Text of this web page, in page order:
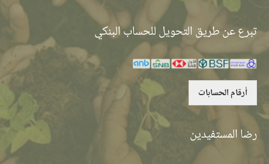
تبرع عن طريق التحويل للحساب البنكي
أرقام الحسابات
رضا المستفيدين